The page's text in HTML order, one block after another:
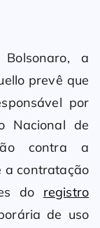
a
prevê que
por
Nacional de
contra a
a contratação
do registro
de uso